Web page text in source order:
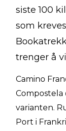
siste 100
som
trenger å
Camino
Compostela
varianten.
Port i